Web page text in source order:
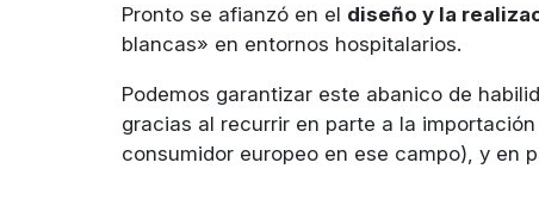
Pronto se afianzó en el diseño y la
blancas» en entornos hospitalarios.
Podemos garantizar este abanico de
gracias al recurrir en parte a la
consumidor europeo en ese campo), y en